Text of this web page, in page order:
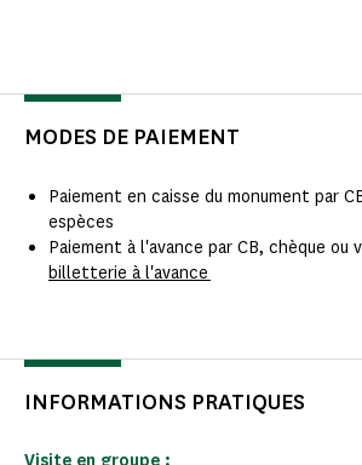
MODES DE PAIEMENT
Paiement en caisse du monument par
espèces
Paiement à l'avance par CB, chèque ou
billetterie à l'avance
INFORMATIONS PRATIQUES